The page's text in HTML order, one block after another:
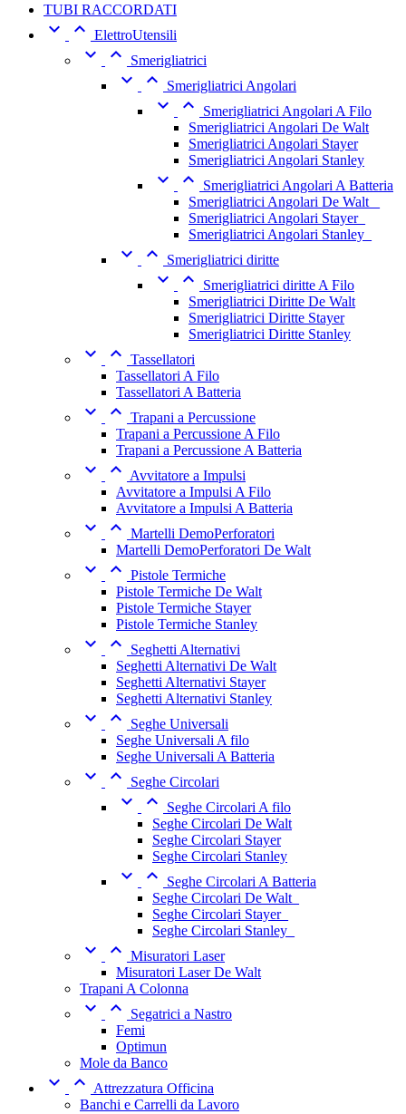
TUBI RACCORDATI
  ElettroUtensili
  Smerigliatrici
  Smerigliatrici Angolari
 
Smerigliatrici Angolari A Filo
Smerigliatrici Angolari De Walt
Smerigliatrici Angolari Stayer
Smerigliatrici Angolari Stanley
 
Smerigliatrici Angolari A Batteria
Smerigliatrici Angolari De Walt _
Smerigliatrici Angolari Stayer_
Smerigliatrici Angolari Stanley_
  Smerigliatrici diritte
 
Smerigliatrici diritte A Filo
Smerigliatrici Diritte De Walt
Smerigliatrici Diritte Stayer
Smerigliatrici Diritte Stanley
  Tassellatori
Tassellatori A Filo
Tassellatori A Batteria
  Trapani a Percussione
Trapani a Percussione A Filo
Trapani a Percussione A Batteria
  Avvitatore a Impulsi
Avvitatore a Impulsi A Filo
Avvitatore a Impulsi A Batteria
  Martelli DemoPerforatori
Martelli DemoPerforatori De Walt
  Pistole Termiche
Pistole Termiche De Walt
Pistole Termiche Stayer
Pistole Termiche Stanley
 
Seghetti Alternativi
Seghetti Alternativi De Walt
Seghetti Alternativi Stayer
Seghetti Alternativi Stanley
 
Seghe Universali
Seghe Universali A filo
Seghe Universali A Batteria
  Seghe Circolari
 
Seghe Circolari A filo
Seghe Circolari De Walt
Seghe Circolari Stayer
Seghe Circolari Stanley
 
Seghe Circolari A Batteria
Seghe Circolari De Walt_
Seghe Circolari Stayer_
Seghe Circolari Stanley_
  Misuratori Laser
Misuratori Laser De Walt
Trapani A Colonna
 
Segatrici a Nastro
Femi
Optimun
Mole da Banco
  Attrezzatura Officina
Banchi e Carrelli da Lavoro